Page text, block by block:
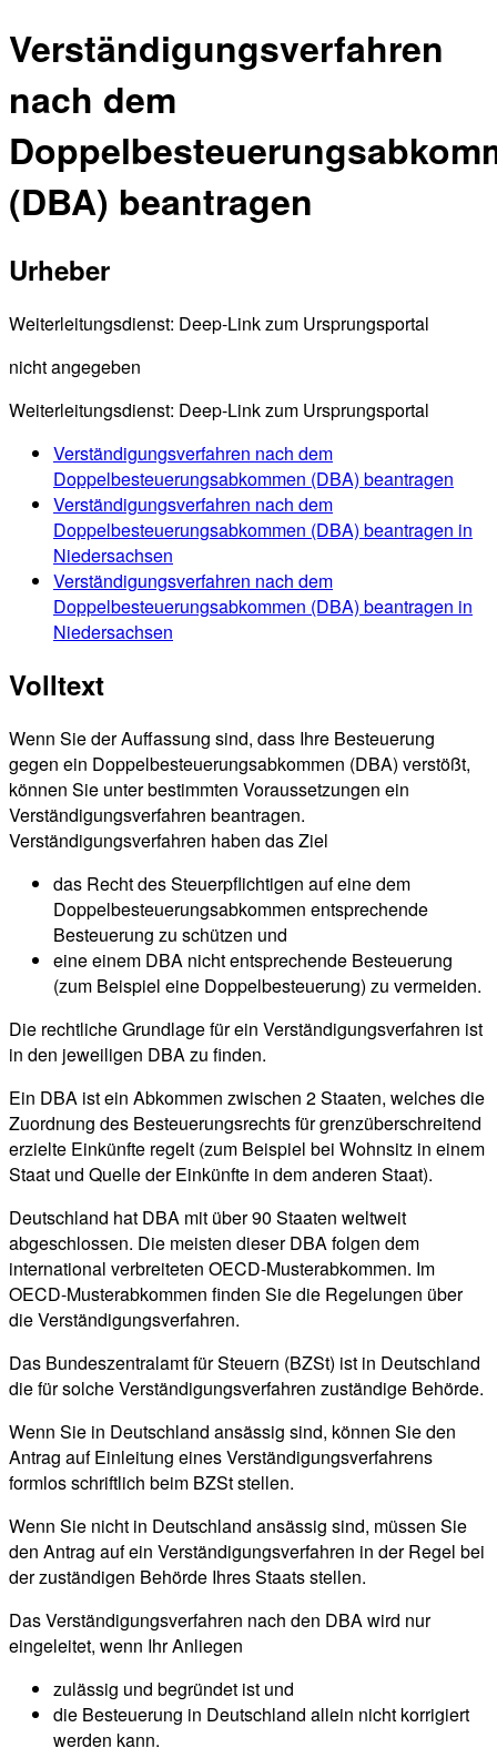
Verständigungsverfahren
nach dem
(DBA) beantragen
Urheber
Weiterleitungsdienst: Deep-Link zum Ursprungsportal
nicht angegeben
Weiterleitungsdienst: Deep-Link zum Ursprungsportal
Verständigungsverfahren nach dem
Doppelbesteuerungsabkommen (DBA) beantragen
Verständigungsverfahren nach dem
Doppelbesteuerungsabkommen (DBA) beantragen in
Niedersachsen
Verständigungsverfahren nach dem
Doppelbesteuerungsabkommen (DBA) beantragen in
Niedersachsen
Volltext
Wenn Sie der Auffassung sind, dass Ihre Besteuerung
gegen ein Doppelbesteuerungsabkommen (DBA) verstößt,
können Sie unter bestimmten Voraussetzungen ein
Verständigungsverfahren beantragen.
Verständigungsverfahren haben das Ziel
das Recht des Steuerpflichtigen auf eine dem
Doppelbesteuerungsabkommen entsprechende
Besteuerung zu schützen und
eine einem DBA nicht entsprechende Besteuerung
(zum Beispiel eine Doppelbesteuerung) zu vermeiden.
Die rechtliche Grundlage für ein Verständigungsverfahren ist
in den jeweiligen DBA zu finden.
Ein DBA ist ein Abkommen zwischen 2 Staaten, welches die
Zuordnung des Besteuerungsrechts für grenzüberschreitend
erzielte Einkünfte regelt (zum Beispiel bei Wohnsitz in einem
Staat und Quelle der Einkünfte in dem anderen Staat).
Deutschland hat DBA mit über 90 Staaten weltweit
abgeschlossen. Die meisten dieser DBA folgen dem
international verbreiteten OECD-Musterabkommen. Im
OECD-Musterabkommen finden Sie die Regelungen über
die Verständigungsverfahren.
Das Bundeszentralamt für Steuern (BZSt) ist in Deutschland
die für solche Verständigungsverfahren zuständige Behörde.
Wenn Sie in Deutschland ansässig sind, können Sie den
Antrag auf Einleitung eines Verständigungsverfahrens
formlos schriftlich beim BZSt stellen.
Wenn Sie nicht in Deutschland ansässig sind, müssen Sie
den Antrag auf ein Verständigungsverfahren in der Regel bei
der zuständigen Behörde Ihres Staats stellen.
Das Verständigungsverfahren nach den DBA wird nur
eingeleitet, wenn Ihr Anliegen
zulässig und begründet ist und
die Besteuerung in Deutschland allein nicht korrigiert
werden kann.